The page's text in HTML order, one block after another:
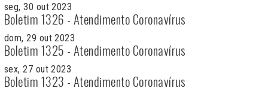
seg, 30 out 2023
Boletim 1326 - Atendimento Coronavírus
dom, 29 out 2023
Boletim 1325 - Atendimento Coronavírus
sex, 27 out 2023
Boletim 1323 - Atendimento Coronavírus